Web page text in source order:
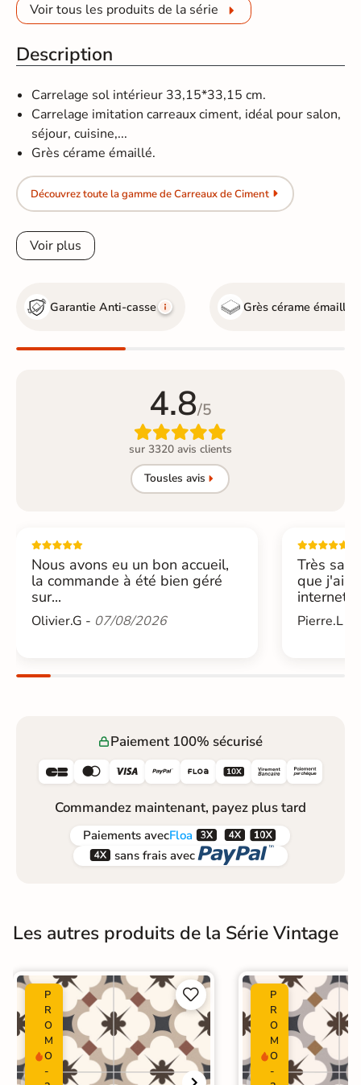
Voir tous les produits de la série
Description
Carrelage sol intérieur 33,15*33,15 cm.
Carrelage imitation carreaux ciment, idéal pour salon,
séjour, cuisine,...
Grès cérame émaillé.
Découvrez toute la gamme de Carreaux de Ciment
Voir plus
Garantie Anti-casse Grès cérame émaillé
4.8/5

sur 3320 avis clients
Tousles avis
Nous avons eu un bon accueil,
la commande à été bien géré
sur...
Olivier.G - 07/08/2026
Très
que j'ai
internet....
Pierre.L -
Paiement 100% sécurisé
     
Commandez maintenant, payez plus tard
Paiements avecFloa  
 sans frais avec 
Les autres produits de la Série Vintage
P
R
O
M
O
-


P
R
O
M
O
-